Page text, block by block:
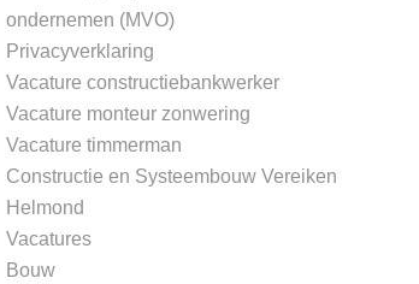
ondernemen (MVO)
Privacyverklaring
Vacature constructiebankwerker
Vacature monteur zonwering
Vacature timmerman
Constructie en Systeembouw Vereiken
Helmond
Vacatures
Bouw